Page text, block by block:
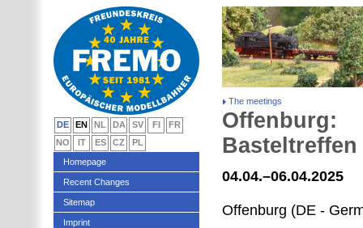
The meetings
Offenburg:
04.04.–06.04.2025
Offenburg (DE -
DE EN NL DA SV FI
FR
NO
IT ES CZ
PL
Homepage
Recent Changes
Sitemap
Imprint